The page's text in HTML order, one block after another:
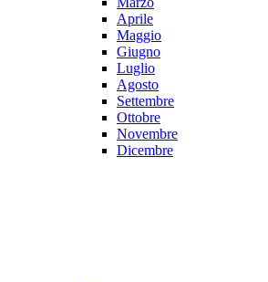
Aprile
Maggio
Giugno
Luglio
Agosto
Settembre
Ottobre
Novembre
Dicembre